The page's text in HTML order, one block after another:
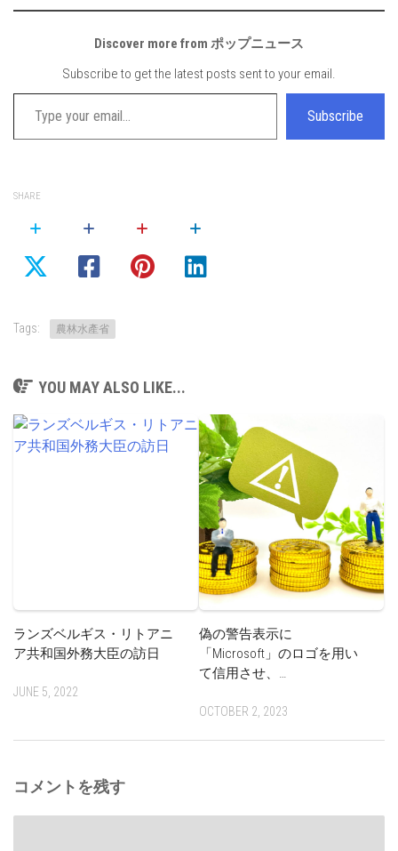
Discover more from ポップニュース
Subscribe to get the latest posts sent to your email.
Type your email…
Subscribe
SHARE
Tags: 農林水產省
YOU MAY ALSO LIKE...
ランズベルギス・リトアニ
ア共和国外務大臣の訪日
JUNE 5, 2022
偽の警告表示に
「Microsoft」のロゴを用い
て信用させ、…
OCTOBER 2, 2023
コメントを残す